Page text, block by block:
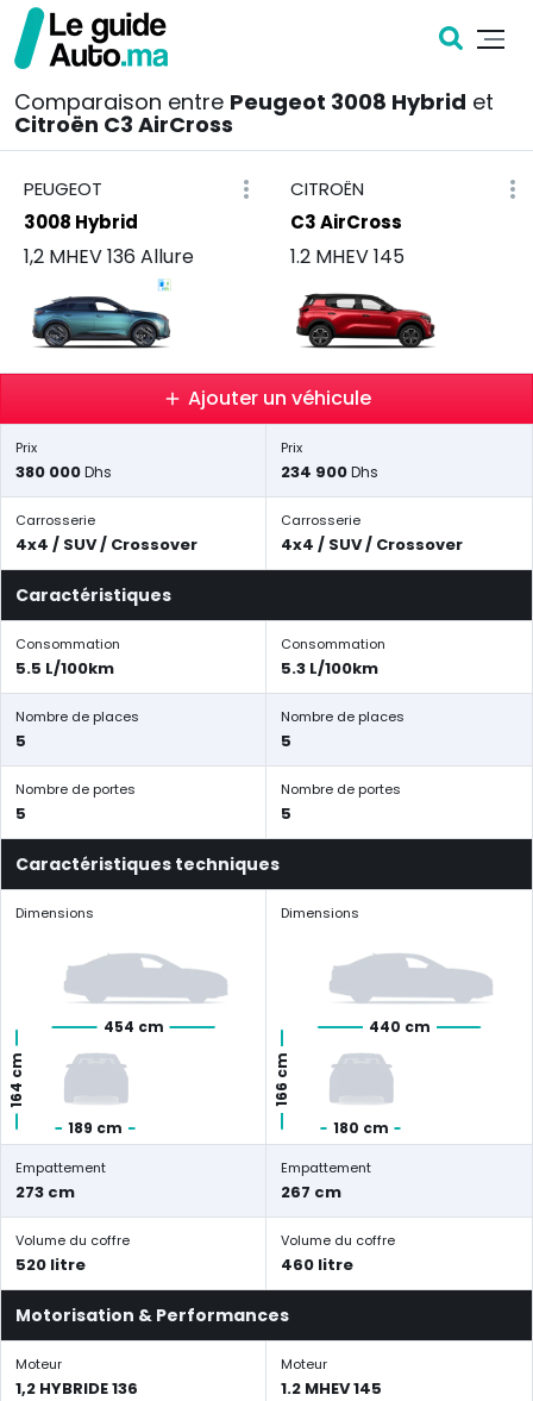
Comparaison entre Peugeot 3008 Hybrid et
Citroën C3 AirCross
PEUGEOT
3008 Hybrid
1,2 MHEV 136 Allure
CITROËN
C3 AirCross
1.2 MHEV 145
Ajouter un véhicule
Prix
380 000Dhs
Prix
234 900Dhs
Carrosserie
4x4 / SUV / Crossover
Carrosserie
4x4 / SUV / Crossover
Caractéristiques
Consommation
5.5 L/100km
Consommation
5.3 L/100km
Nombre de places
5
Nombre de places
5
Nombre de portes
5
Nombre de portes
5
Caractéristiques techniques
Dimensions
454 cm
189 cm
164 cm
Dimensions
440 cm
180 cm
166 cm
Empattement
273 cm
Empattement
267 cm
Volume du coffre
520 litre
Volume du coffre
460 litre
Motorisation & Performances
Moteur
1,2 HYBRIDE 136
Moteur
1.2 MHEV 145